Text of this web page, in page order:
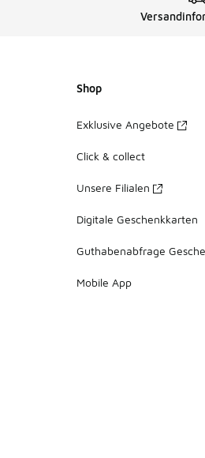
Shop
Exklusive Angebote
Click & collect
Unsere Filialen
Digitale Geschenkkarten
Guthabenabfrage
Mobile App